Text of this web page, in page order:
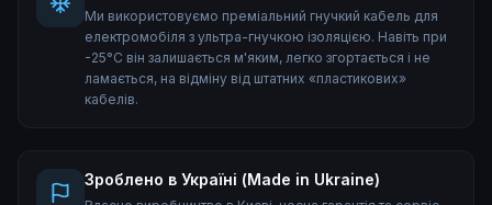
Ми використовуємо преміальний гнучкий кабель для
електромобіля з ультра-гнучкою ізоляцією. Навіть при
-25°C він залишається м'яким, легко згортається і не
ламається, на відміну від штатних «пластикових»
кабелів.
Зроблено в Україні (Made in Ukraine)